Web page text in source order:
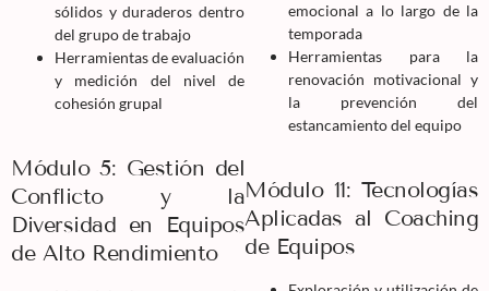
sólidos y duraderos dentro
del grupo de trabajo
Herramientas de evaluación
y medición del nivel de
cohesión grupal
Módulo 5: Gestión del
Conflicto y la
Diversidad en Equipos
de Alto Rendimiento
emocional a lo largo de la
temporada
Herramientas para la
renovación motivacional y
la prevención del
estancamiento del equipo
Módulo 11: Tecnologías
Aplicadas al Coaching
de Equipos